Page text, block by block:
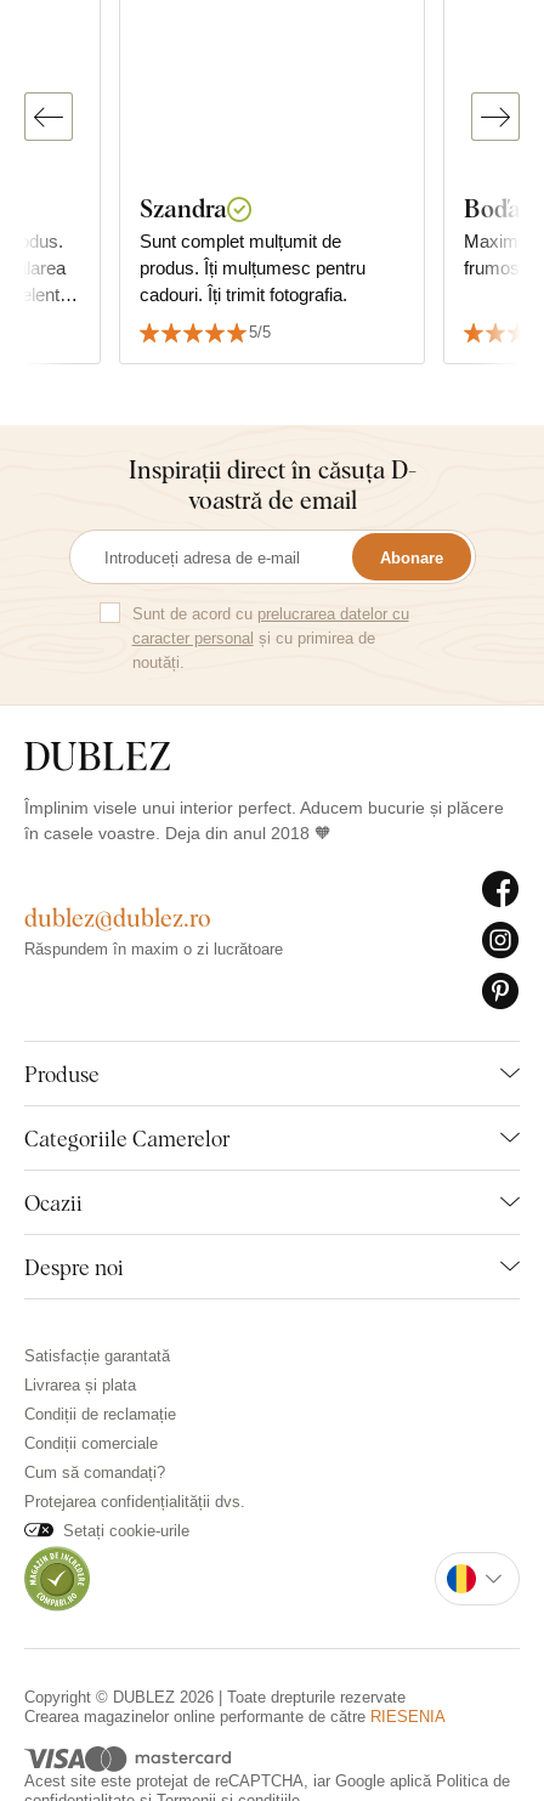
Szandra
Sunt complet mulțumit de
produs. Îți mulțumesc pentru
cadouri. Îți trimit fotografia.
5/5
Boďa
Maximă
frumos
Inspirații direct în căsuța D-
voastră de email
Abonare
Sunt de acord cu prelucrarea datelor cu
caracter personal și cu primirea de
noutăți.
Împlinim visele unui interior perfect. Aducem bucurie și plăcere
în casele voastre. Deja din anul 2018 🧡
Produse
Categoriile Camerelor
Ocazii
Despre noi
dublez@dublez.ro
Răspundem în maxim o zi lucrătoare
Satisfacție garantată
Livrarea și plata
Condiții de reclamație
Condiții comerciale
Cum să comandați?
Protejarea confidențialității dvs.
Setați cookie-urile
Copyright © DUBLEZ 2026 | Toate drepturile rezervate
Crearea magazinelor online performante de către RIESENIA
Acest site este protejat de reCAPTCHA, iar Google aplică Politica de